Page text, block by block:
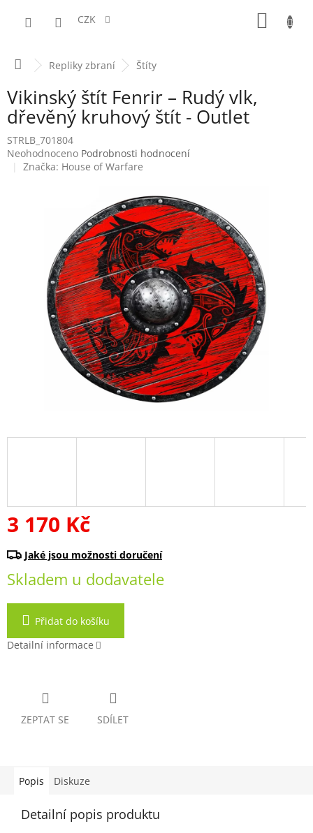
CZK
DomůRepliky zbraní Štíty
Vikinský štít Fenrir – Rudý vlk,
dřevěný kruhový štít - Outlet
STRLB_701804
Průměrné
hodnocení
Neohodnoceno Podrobnosti hodnocení
Značka: House of Warfare
3 170 Kč
cena:
Skladem u dodavatele
Přidat do košíku
Detailní informace
ZEPTAT SE SDÍLET
Popis Diskuze
Detailní popis produktu